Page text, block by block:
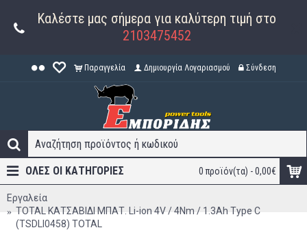
Καλέστε μας σήμερα για καλύτερη τιμή στο
2103475452
Παραγγελία Δημιουργία Λογαριασμού Σύνδεση
0 προϊόν(τα) - 0,00€
ΟΛΕΣ ΟΙ ΚΑΤΗΓΟΡΊΕΣ
Εργαλεία
TOTAL ΚΑΤΣΑΒΙΔΙ ΜΠΑΤ. Li-ion 4V / 4Nm / 1.3Ah Type C
(TSDLI0458) TOTAL